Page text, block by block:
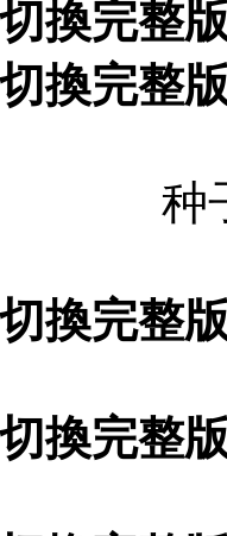
換完整
換完整
种
換完整
換完整